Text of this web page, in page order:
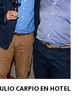
CARPIO EN HOTEL